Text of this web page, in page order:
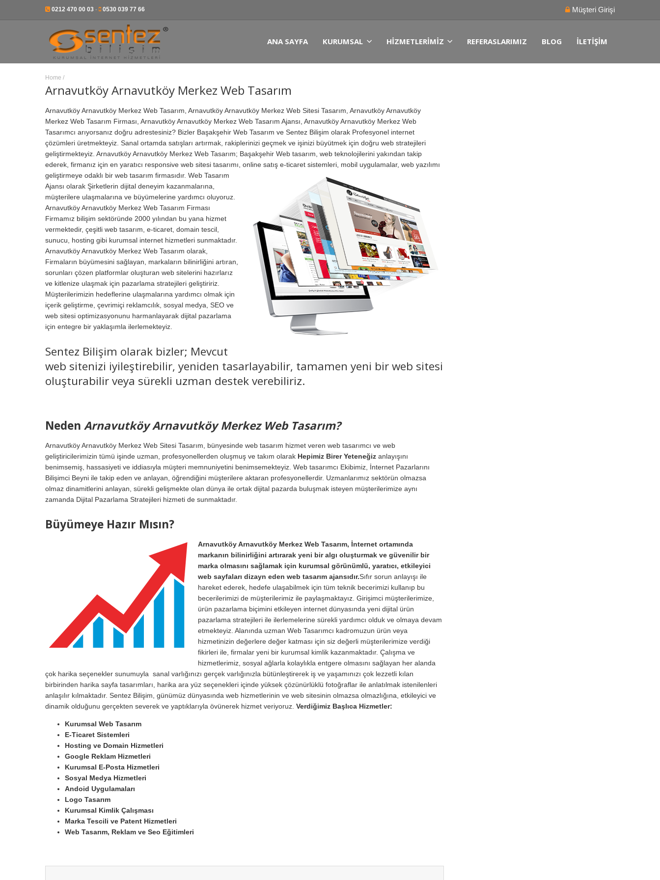
0212 470 00 03 - 0530 039 77 66 Müşteri Girişi
ANA SAYFA KURUMSAL HIZMETLERIMIZ REFERASLARIMIZ BLOG İLETIŞIM
Home /
Arnavutköy Arnavutköy Merkez Web Tasarım
Arnavutköy Arnavutköy Merkez Web Tasarım, Arnavutköy Arnavutköy Merkez Web Sitesi Tasarım, Arnavutköy Arnavutköy
Merkez Web Tasarım Firması, Arnavutköy Arnavutköy Merkez Web Tasarım Ajansı, Arnavutköy Arnavutköy Merkez Web
Tasarımcı arıyorsanız doğru adrestesiniz? Bizler Başakşehir Web Tasarım ve Sentez Bilişim olarak Profesyonel internet
çözümleri üretmekteyiz. Sanal ortamda satışları artırmak, rakiplerinizi geçmek ve işinizi büyütmek için doğru web stratejileri
geliştirmekteyiz. Arnavutköy Arnavutköy Merkez Web Tasarım; Başakşehir Web tasarım, web teknolojilerini yakından takip
ederek, firmanız için en yaratıcı responsive web sitesi tasarımı, online satış e-ticaret sistemleri, mobil uygulamalar, web yazılımı
geliştirmeye odaklı bir web tasarım firmasıdır. Web Tasarım
Ajansı olarak Şirketlerin dijital deneyim kazanmalarına,
müşterilere ulaşmalarına ve büyümelerine yardımcı oluyoruz.
Arnavutköy Arnavutköy Merkez Web Tasarım Firması
Firmamız bilişim sektöründe 2000 yılından bu yana hizmet
vermektedir, çeşitli web tasarım, e-ticaret, domain tescil,
sunucu, hosting gibi kurumsal internet hizmetleri sunmaktadır.
Arnavutköy Arnavutköy Merkez Web Tasarım olarak,
Firmaların büyümesini sağlayan, markaların bilinirliğini artıran,
sorunları çözen platformlar oluşturan web sitelerini hazırlarız
ve kitlenize ulaşmak için pazarlama stratejileri geliştiririz.
Müşterilerimizin hedeflerine ulaşmalarına yardımcı olmak için
içerik geliştirme, çevrimiçi reklamcılık, sosyal medya, SEO ve
web sitesi optimizasyonunu harmanlayarak dijital pazarlama
için entegre bir yaklaşımla ilerlemekteyiz.
Sentez Bilişim olarak bizler; Mevcut
web sitenizi iyileştirebilir, yeniden tasarlayabilir, tamamen yeni bir web sitesi
oluşturabilir veya sürekli uzman destek verebiliriz.
Neden Arnavutköy Arnavutköy Merkez Web Tasarım?
Arnavutköy Arnavutköy Merkez Web Sitesi Tasarım, bünyesinde web tasarım hizmet veren web tasarımcı ve web
geliştiricilerimizin tümü işinde uzman, profesyonellerden oluşmuş ve takım olarak Hepimiz Birer Yeteneğiz anlayışını
benimsemiş, hassasiyeti ve iddiasıyla müşteri memnuniyetini benimsemekteyiz. Web tasarımcı Ekibimiz, İnternet Pazarlarını
Bilişimci Beyni ile takip eden ve anlayan, öğrendiğini müşterilere aktaran profesyonellerdir. Uzmanlarımız sektörün olmazsa
olmaz dinamitlerini anlayan, sürekli gelişmekte olan dünya ile ortak dijital pazarda buluşmak isteyen müşterilerimize aynı
zamanda Dijital Pazarlama Stratejileri hizmeti de sunmaktadır.
Büyümeye Hazır Mısın?
Arnavutköy Arnavutköy Merkez Web Tasarım, İnternet ortamında
markanın bilinirliğini artırarak yeni bir algı oluşturmak ve güvenilir bir
marka olmasını sağlamak için kurumsal görünümlü, yaratıcı, etkileyici
web sayfaları dizayn eden web tasarım ajansıdır.Sıfır sorun anlayışı ile
hareket ederek, hedefe ulaşabilmek için tüm teknik becerimizi kullanıp bu
becerilerimizi de müşterilerimiz ile paylaşmaktayız. Girişimci müşterilerimize,
ürün pazarlama biçimini etkileyen internet dünyasında yeni dijital ürün
pazarlama stratejileri ile ilerlemelerine sürekli yardımcı olduk ve olmaya devam
etmekteyiz. Alanında uzman Web Tasarımcı kadromuzun ürün veya
hizmetinizin değerlere değer katması için siz değerli müşterilerimize verdiği
fikirleri ile, firmalar yeni bir kurumsal kimlik kazanmaktadır. Çalışma ve
hizmetlerimiz, sosyal ağlarla kolaylıkla entgere olmasını sağlayan her alanda
çok harika seçenekler sunumuyla sanal varlığınızı gerçek varlığınızla bütünleştirerek iş ve yaşamınızı çok lezzetli kılan
birbirinden harika sayfa tasarımları, harika ara yüz seçenekleri içinde yüksek çözünürlüklü fotoğraflar ile anlatılmak istenilenleri
anlaşılır kılmaktadır. Sentez Bilişim, günümüz dünyasında web hizmetlerinin ve web sitesinin olmazsa olmazlığına, etkileyici ve
dinamik olduğunu gerçekten severek ve yaptıklarıyla övünerek hizmet veriyoruz. Verdiğimiz Başlıca Hizmetler:
Kurumsal Web Tasarım
E-Ticaret Sistemleri
Hosting ve Domain Hizmetleri
Google Reklam Hizmetleri
Kurumsal E-Posta Hizmetleri
Sosyal Medya Hizmetleri
Andoid Uygulamaları
Logo Tasarım
Kurumsal Kimlik Çalışması
Marka Tescili ve Patent Hizmetleri
Web Tasarım, Reklam ve Seo Eğitimleri